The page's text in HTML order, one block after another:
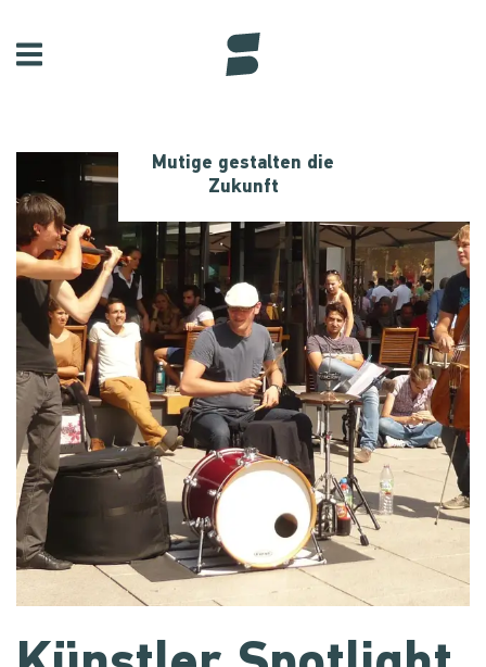
Mutige gestalten die
Zukunft